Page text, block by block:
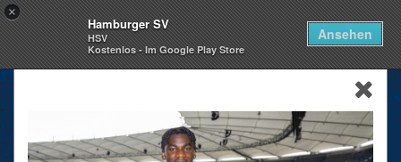
×
Hamburger SV
HSV
Kostenlos - Im Google Play Store
Ansehen
skip_navigation